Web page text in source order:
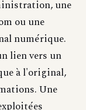
une
ou une
numérique.
lien vers un
à l'original,
Une